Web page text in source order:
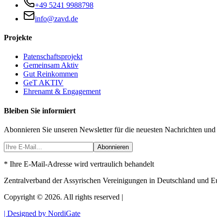
+49 5241 9988798
info@zavd.de
Projekte
Patenschaftsprojekt
Gemeinsam Aktiv
Gut Reinkommen
GeT AKTIV
Ehrenamt & Engagement
Bleiben Sie informiert
Abonnieren Sie unseren Newsletter für die neuesten Nachrichten
Abonnieren
* Ihre E-Mail-Adresse wird vertraulich behandelt
Zentralverband der Assyrischen Vereinigungen in Deutschland und
Copyright © 2026. All rights reserved |
| Designed by NordiGate